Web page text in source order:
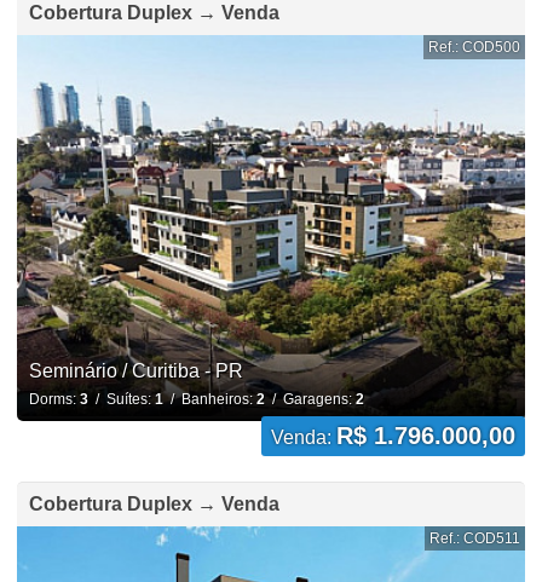
Cobertura Duplex → Venda
Ref.: COD500
Seminário / Curitiba - PR
Dorms: 3/ Suítes: 1/ Banheiros: 2/ Garagens: 2
Venda: R$ 1.796.000,00
Cobertura Duplex → Venda
Ref.: COD511